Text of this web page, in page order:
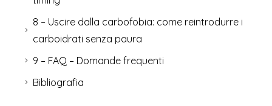
8 – Uscire dalla carbofobia: come reintrodurre i
carboidrati senza paura
9 – FAQ – Domande frequenti
Bibliografia